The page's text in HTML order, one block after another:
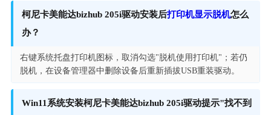
柯尼卡美能达bizhub 205i驱动安装后打印机显示脱机怎么
办？
右键系统托盘打印机图标，取消勾选"脱机使用打印机"；若仍
脱机，在设备管理器中删除设备后重新插拔USB重装驱动。
Win11系统安装柯尼卡美能达bizhub 205i驱动提示"找不到